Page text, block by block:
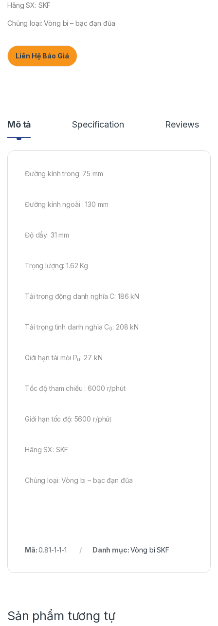
Hãng SX: SKF
Chủng loại: Vòng bi – bạc đạn đũa
Liên Hệ Báo Giá
Mô tả Specification Reviews
Đường kính trong: 75 mm
Đường kính ngoài : 130 mm
Độ dầy: 31 mm
Trọng lượng: 1.62 Kg
Tải trọng động danh nghĩa C: 186 kN
Tải trọng tĩnh danh nghĩa C0: 208 kN
Giới hạn tải mỏi Pu: 27 kN
Tốc độ tham chiếu : 6000 r/phút
Giới hạn tốc độ: 5600 r/phút
Hãng SX: SKF
Chủng loại: Vòng bi – bạc đạn đũa
Mã:0.81-1-1-1 Danh mục:Vòng bi SKF
Sản phẩm tương tự